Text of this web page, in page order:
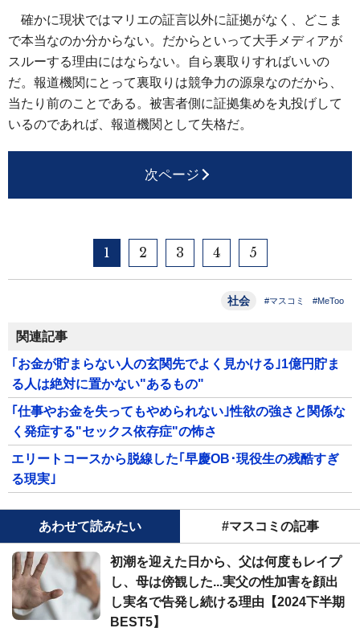
確かに現状ではマリエの証言以外に証拠がなく、どこま
で本当なのか分からない。だからといって大手メディアが
スルーする理由にはならない。自ら裏取りすればいいの
だ。報道機関にとって裏取りは競争力の源泉なのだから、
当たり前のことである。被害者側に証拠集めを丸投げして
いるのであれば、報道機関として失格だ。
次ページ
1 2 3 4 5
社会 #マスコミ #MeToo
関連記事
｢お金が貯まらない人の玄関先でよく見かける｣1億円貯ま
る人は絶対に置かない"あるもの"
｢仕事やお金を失ってもやめられない｣性欲の強さと関係な
く発症する"セックス依存症"の怖さ
エリートコースから脱線した｢早慶OB･現役生の残酷すぎ
る現実｣
あわせて読みたい #マスコミの記事
初潮を迎えた日から、父は何度もレイプ
し、母は傍観した...実父の性加害を顔出
し実名で告発し続ける理由【2024下半期
BEST5】